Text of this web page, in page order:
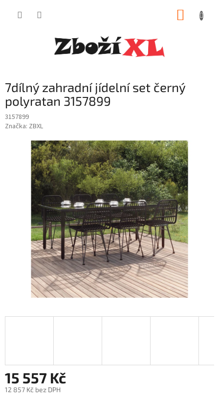
7dílný zahradní jídelní set černý
polyratan 3157899
3157899
Značka: ZBXL
15 557 Kč
12 857 Kč bez DPH